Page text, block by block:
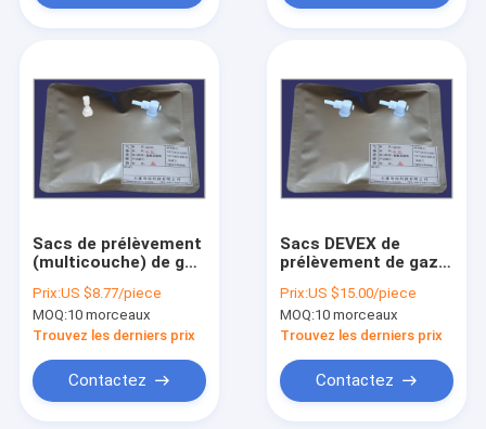
Sacs de prélèvement
(multicouche) de gaz
côté-ouverture PTFE
valve+PTFE
"Marche/Arrêt"
d'échantillon d'air de
DEV83_5L
Prix:US $8.77/piece
MOQ:10 morceaux
Trouvez les derniers prix
Contactez
Sacs DEVEX de
prélèvement de gaz
latérale PTFE à
double soupape
DEV42_25L
Prix:US $15.00/piece
MOQ:10 morceaux
Trouvez les derniers prix
Contactez